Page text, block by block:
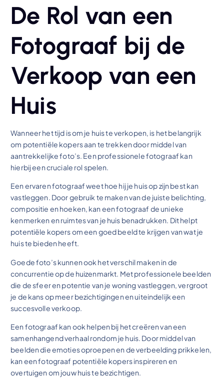
De Rol van een
Fotograaf bij de
Verkoop van een
Huis
Wanneer het tijd is om je huis te verkopen, is het belangrijk
om potentiële kopers aan te trekken door middel van
aantrekkelijke foto’s. Een professionele fotograaf kan
hierbij een cruciale rol spelen.
Een ervaren fotograaf weet hoe hij je huis op zijn best kan
vastleggen. Door gebruik te maken van de juiste belichting,
compositie en hoeken, kan een fotograaf de unieke
kenmerken en ruimtes van je huis benadrukken. Dit helpt
potentiële kopers om een goed beeld te krijgen van wat je
huis te bieden heeft.
Goede foto’s kunnen ook het verschil maken in de
concurrentie op de huizenmarkt. Met professionele beelden
die de sfeer en potentie van je woning vastleggen, vergroot
je de kans op meer bezichtigingen en uiteindelijk een
succesvolle verkoop.
Een fotograaf kan ook helpen bij het creëren van een
samenhangend verhaal rondom je huis. Door middel van
beelden die emoties oproepen en de verbeelding prikkelen,
kan een fotograaf potentiële kopers inspireren en
overtuigen om jouw huis te bezichtigen.